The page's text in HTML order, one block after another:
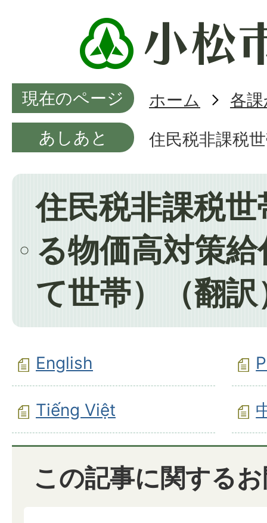
現在のページ ホーム
各
あしあと
住民税非課税
住民税非課税
る物価高対策
て世帯）（翻訳
English
Tiếng Việt
この記事に関する